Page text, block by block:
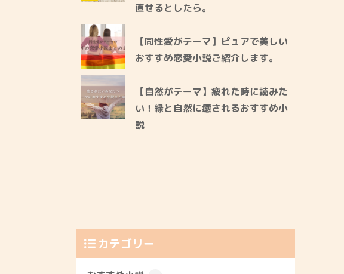
直せるとしたら。
【同性愛がテーマ】ピュアで美しい
おすすめ恋愛小説ご紹介します。
【自然がテーマ】疲れた時に読みた
い！緑と自然に癒されるおすすめ小
説
カテゴリー